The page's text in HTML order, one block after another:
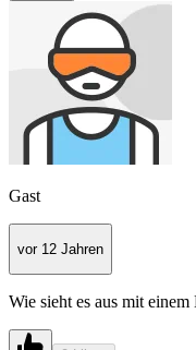
Gast
vor 12 Jahren
Wie sieht es aus mit